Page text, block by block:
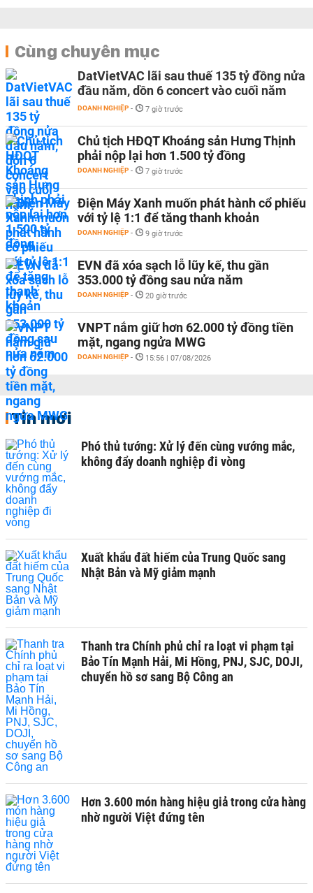
Cùng chuyên mục
DatVietVAC lãi sau thuế 135 tỷ đồng nửa
đầu năm, dồn 6 concert vào cuối năm
DOANH NGHIỆP - 7 giờ trước
Chủ tịch HĐQT Khoáng sản Hưng Thịnh
phải nộp lại hơn 1.500 tỷ đồng
DOANH NGHIỆP - 7 giờ trước
Điện Máy Xanh muốn phát hành cổ phiếu
với tỷ lệ 1:1 để tăng thanh khoản
DOANH NGHIỆP - 9 giờ trước
EVN đã xóa sạch lỗ lũy kế, thu gần
353.000 tỷ đồng sau nửa năm
DOANH NGHIỆP - 20 giờ trước
VNPT nắm giữ hơn 62.000 tỷ đồng tiền
mặt, ngang ngửa MWG
DOANH NGHIỆP - 15:56 | 07/08/2026
Tin mới
Phó thủ tướng: Xử lý đến cùng vướng mắc,
không đẩy doanh nghiệp đi vòng
Xuất khẩu đất hiếm của Trung Quốc sang
Nhật Bản và Mỹ giảm mạnh
Thanh tra Chính phủ chỉ ra loạt vi phạm tại
Bảo Tín Mạnh Hải, Mi Hồng, PNJ, SJC, DOJI,
chuyển hồ sơ sang Bộ Công an
Hơn 3.600 món hàng hiệu giả trong cửa hàng
nhờ người Việt đứng tên